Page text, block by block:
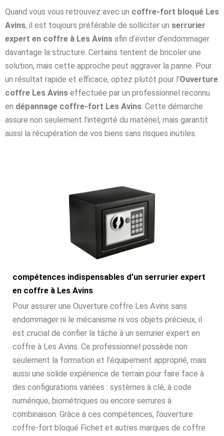
Quand vous vous retrouvez avec un coffre-fort bloqué Les
Avins, il est toujours préférable de solliciter un serrurier
expert en coffre à Les Avins afin d’éviter d’endommager
davantage la structure. Certains tentent de bricoler une
solution, mais cette approche peut aggraver la panne. Pour
un résultat rapide et efficace, optez plutôt pour l’Ouverture
coffre Les Avins effectuée par un professionnel reconnu
en dépannage coffre-fort Les Avins. Cette démarche
assure non seulement l’intégrité du matériel, mais garantit
aussi la récupération de vos biens sans risques inutiles.
compétences indispensables d’un serrurier expert
en coffre à Les Avins
Pour assurer une Ouverture coffre Les Avins sans
endommager ni le mécanisme ni vos objets précieux, il
est crucial de confier la tâche à un serrurier expert en
coffre à Les Avins. Ce professionnel possède non
seulement la formation et l’équipement approprié, mais
aussi une solide expérience de terrain pour faire face à
des configurations variées : systèmes à clé, à code
numérique, biométriques ou encore serrures à
combinaison. Grâce à ces compétences, l’ouverture
coffre-fort bloqué Fichet et autres marques de coffre